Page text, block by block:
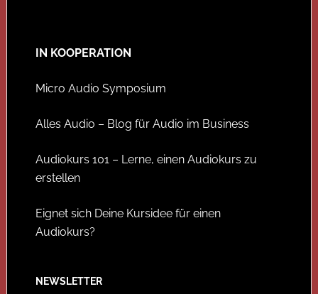
IN KOOPERATION
Micro Audio Symposium
Alles Audio – Blog für Audio im Business
Audiokurs 101 – Lerne, einen Audiokurs zu
erstellen
Eignet sich Deine Kursidee für einen
Audiokurs?
NEWSLETTER